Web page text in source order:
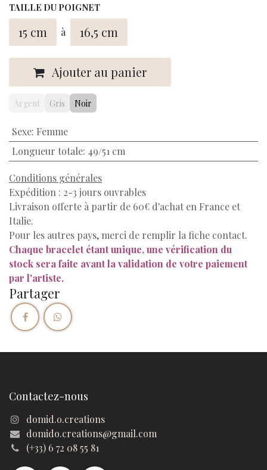
TAILLE DU POIGNET
15 cm à 16,5 cm
Ajouter au panier
Argent Gris Noir
Sexe: Femme
Longueur totale: 49/51 cm
Conditions générales
Expédition : 2-3 jours ouvrables
Livraison offerte à partir de 60€ d'achat en France et
Italie.
Pour les autres pays, merci de remplir la fiche contact.
Chaque bracelet étant unique, une vérification du
stock sera faite avant la validation de votre paiement
par l'artiste.
Partager
Contactez-nous
domid.o.creations
domido.creations@gmail.com
(+33) 6 72 08 55 81